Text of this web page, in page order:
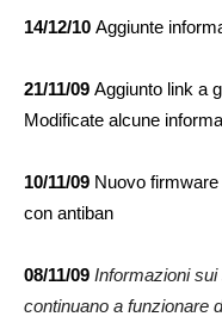
14/12/10 Aggiunte
21/11/09 Aggiunto link a
Modificate alcune
10/11/09 Nuovo
con antiban
08/11/09 Informazioni
continuano a funzionare